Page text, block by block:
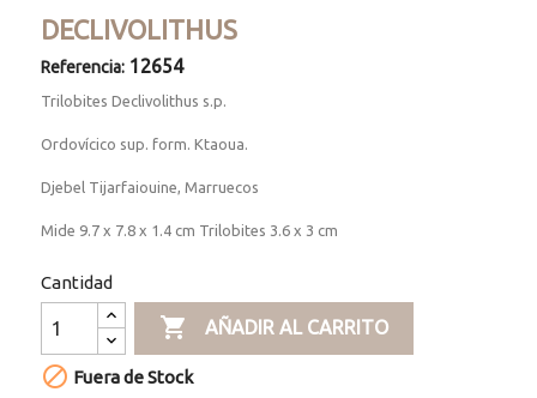
DECLIVOLITHUS
Referencia: 12654
Trilobites Declivolithus s.p.
Ordovícico sup. form. Ktaoua.
Djebel Tijarfaiouine, Marruecos
Mide 9.7 x 7.8 x 1.4 cm Trilobites 3.6 x 3 cm
Cantidad
 AÑADIR AL CARRITO
 Fuera de Stock